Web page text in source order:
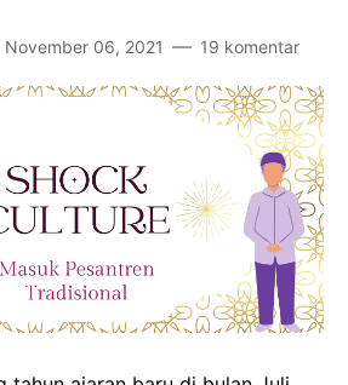
November 06, 2021 19 komentar